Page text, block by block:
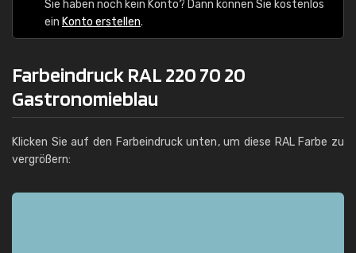
Sie haben noch kein Konto? Dann können Sie kostenlos
ein Konto erstellen.
Farbeindruck RAL 220 70 20
Gastronomieblau
Klicken Sie auf den Farbeindruck unten, um diese RAL Farbe zu
vergrößern: